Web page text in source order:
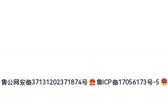
鲁公网安备37131202371874号 鲁ICP备17056173号-5